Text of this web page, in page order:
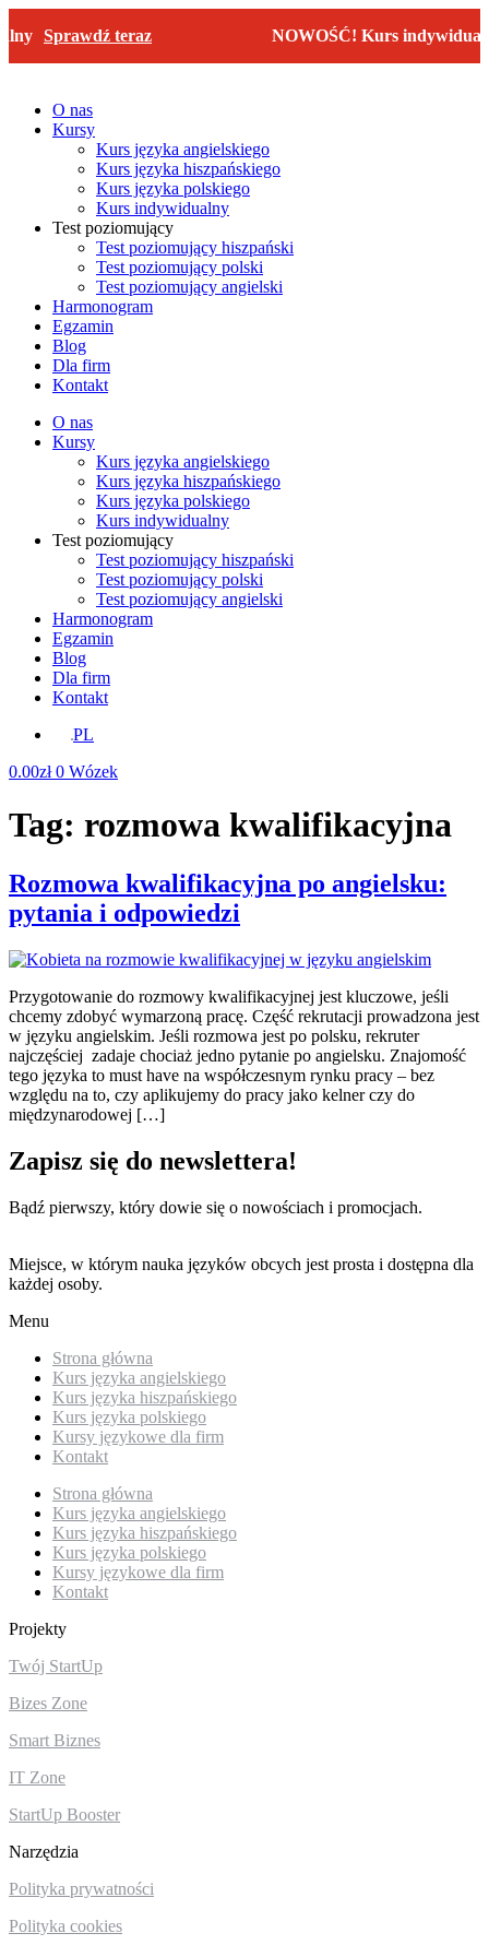
do Sprawdź teraz NOWOŚĆ! Kurs
O nas
Kursy
Kurs języka angielskiego
Kurs języka hiszpańskiego
Kurs języka polskiego
Kurs indywidualny
Test poziomujący
Test poziomujący hiszpański
Test poziomujący polski
Test poziomujący angielski
Harmonogram
Egzamin
Blog
Dla firm
Kontakt
O nas
Kursy
Kurs języka angielskiego
Kurs języka hiszpańskiego
Kurs języka polskiego
Kurs indywidualny
Test poziomujący
Test poziomujący hiszpański
Test poziomujący polski
Test poziomujący angielski
Harmonogram
Egzamin
Blog
Dla firm
Kontakt
PL
0.00zł 0 Wózek
Tag: rozmowa kwalifikacyjna
Rozmowa kwalifikacyjna po angielsku:
pytania i odpowiedzi
Przygotowanie do rozmowy kwalifikacyjnej jest kluczowe, jeśli
chcemy zdobyć wymarzoną pracę. Część rekrutacji prowadzona jest
w języku angielskim. Jeśli rozmowa jest po polsku, rekruter
najczęściej zadaje chociaż jedno pytanie po angielsku. Znajomość
tego języka to must have na współczesnym rynku pracy – bez
względu na to, czy aplikujemy do pracy jako kelner czy do
międzynarodowej […]
Zapisz się do newslettera!
Bądź pierwszy, który dowie się o nowościach i promocjach.
Miejsce, w którym nauka języków obcych jest prosta i dostępna dla
każdej osoby.
Menu
Strona główna
Kurs języka angielskiego
Kurs języka hiszpańskiego
Kurs języka polskiego
Kursy językowe dla firm
Kontakt
Strona główna
Kurs języka angielskiego
Kurs języka hiszpańskiego
Kurs języka polskiego
Kursy językowe dla firm
Kontakt
Projekty
Twój StartUp
Bizes Zone
Smart Biznes
IT Zone
StartUp Booster
Narzędzia
Polityka prywatności
Polityka cookies